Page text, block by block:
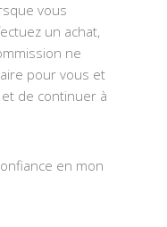
vous
un achat,
ne
pour vous et
de continuer à
en mon